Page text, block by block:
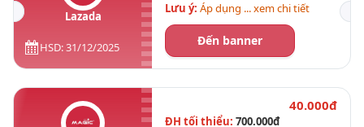
Lazada
HSD: 31/12/2025
Lưu ý: Áp dụng ... xem chi tiết
Đến banner
40.000đ
ĐH tối thiểu: 700.000đ